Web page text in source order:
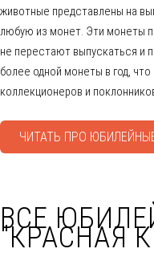
животные представлены на
любую из монет. Эти монеты
не перестают выпускаться и
более одной монеты в год,
коллекционеров и
ЧИТАТЬ ПРО
ВСЕ
"КРАСНАЯ